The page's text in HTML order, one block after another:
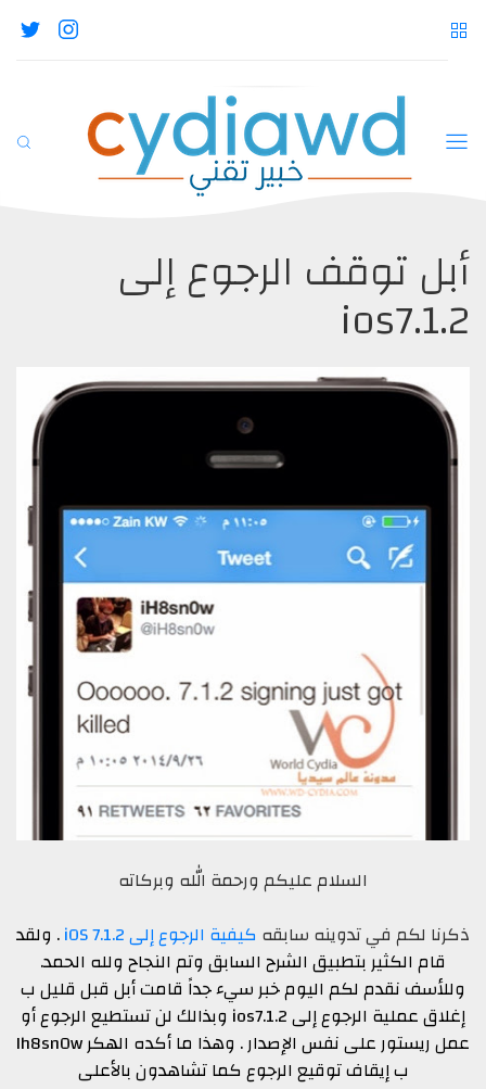
أبل توقف الرجوع إلى
ios7.1.2
السلام عليكم ورحمة الله وبركاته
ذكرنا لكم في تدوينه سابقه كيفية الرجوع إلى iOS 7.1.2
. ولقد
قام الكثير بتطبيق الشرح السابق وتم النجاح ولله الحمد.
وللأسف نقدم لكم اليوم خبر سيء جداً قامت أبل قبل قليل ب
إغلاق عملية الرجوع إلى ios7.1.2 وبذالك لن تستطيع الرجوع أو
عمل ريستور على نفس الإصدار . وهذا ما أكده الهكر Ih8sn0w
ب إيقاف توقيع الرجوع كما تشاهدون بالأعلى